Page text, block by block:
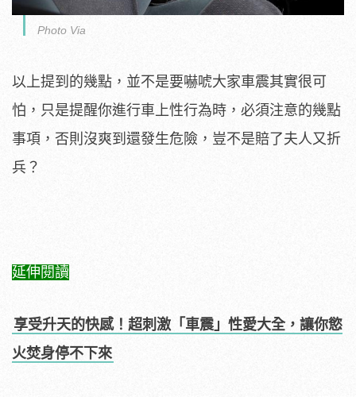
Photo Via
以上提到的幾點，並不是要嚇唬大家車震其實很可
怕，只是提醒你進行車上性行為時，必須注意的幾點
事項，否則沒爽到還發生危險，豈不是賠了夫人又折
兵？
延伸閱讀
享受升天的快感！超刺激「車震」性愛大全，讓你慾
火焚身停不下來